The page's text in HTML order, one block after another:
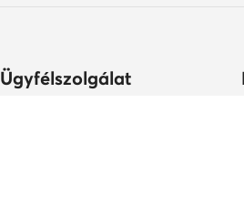
Ügyfélszolgálat